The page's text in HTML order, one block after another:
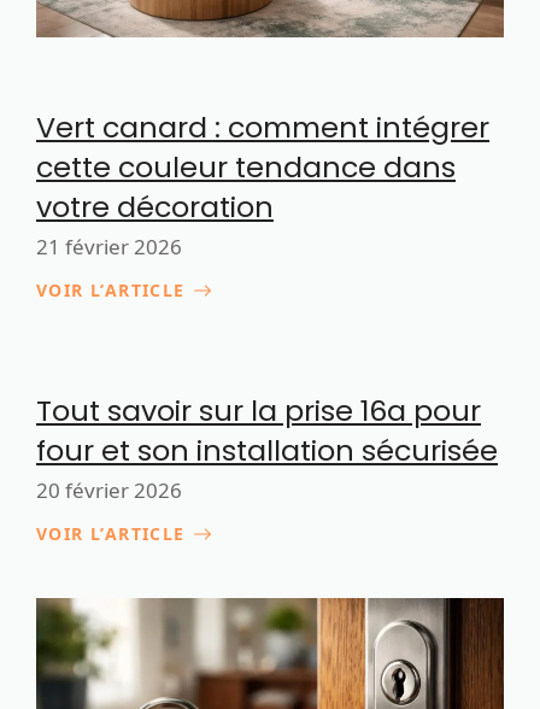
Vert canard : comment intégrer
cette couleur tendance dans
votre décoration
21 février 2026
VOIR L’ARTICLE
Tout savoir sur la prise 16a pour
four et son installation sécurisée
20 février 2026
VOIR L’ARTICLE